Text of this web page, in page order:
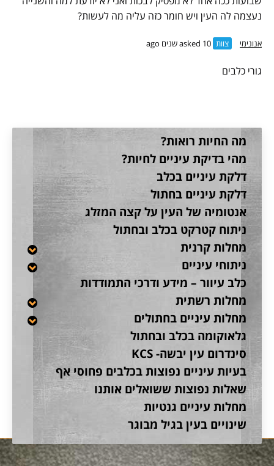
נעצמה לה העין ויש חומר כזה עליה מה לעשות?
אנונימי צוות
גורי כלבים
מה החיות רואות?
מהי בדיקת עיניים לחיות?
דלקת עיניים בכלב
דלקת עיניים בחתול
אנטומיה של העין על קצה המזלג
ניתוח קטרקט בכלב ובחתול
מחלות קרנית
ניתוחי עיניים
כלב עיוור – מידע ודרכי התמודדות
מחלות רשתית
מחלות עיניים בחתולים
גלאוקומה בכלב ובחתול
סינדרום עין יבשה- KCS
בעיות עיניים נפוצות בכלבים פחוסי אף
שאלות נפוצות ששואלים אותנו
מחלות עיניים גנטיות
שינויים בעין בגיל מבוגר